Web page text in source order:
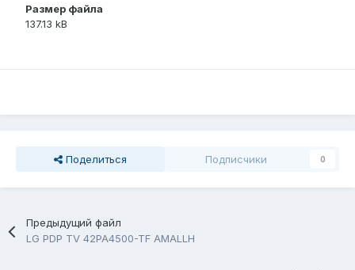
Размер файла
137.13 kB
Поделиться Подписчики 0
Предыдущий файл
LG PDP TV 42PA4500-TF AMALLH